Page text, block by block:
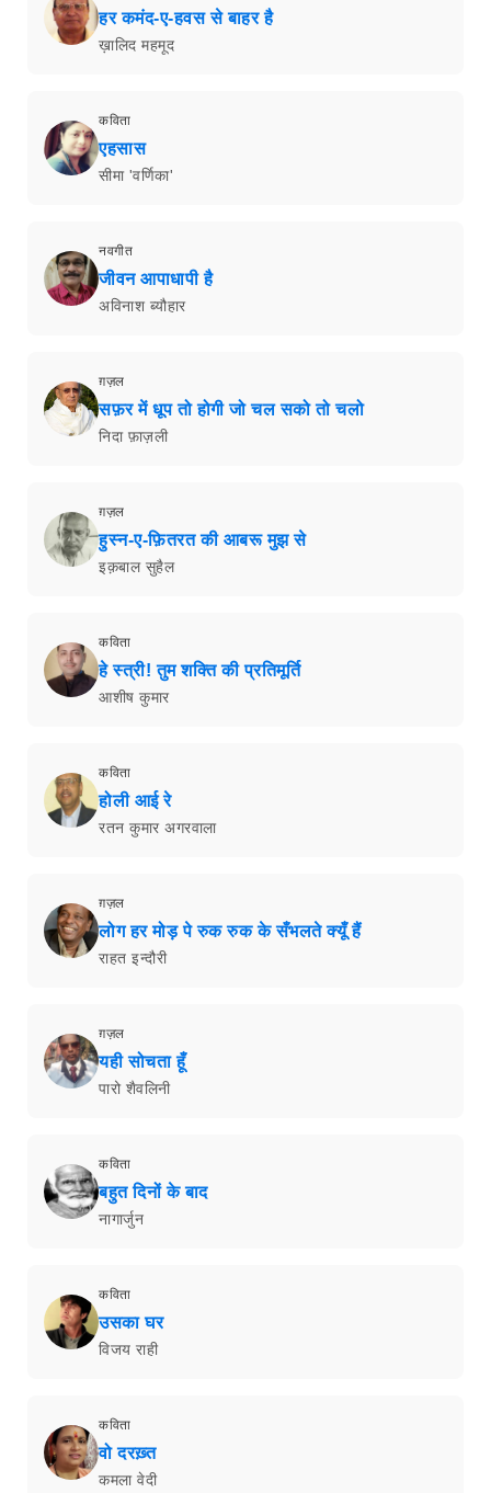
हर कमंद-ए-हवस से बाहर है
ख़ालिद महमूद
कविता
एहसास
सीमा 'वर्णिका'
नवगीत
जीवन आपाधापी है
अविनाश ब्यौहार
ग़ज़ल
सफ़र में धूप तो होगी जो चल सको तो चलो
निदा फ़ाज़ली
ग़ज़ल
हुस्न-ए-फ़ितरत की आबरू मुझ से
इक़बाल सुहैल
कविता
हे स्त्री! तुम शक्ति की प्रतिमूर्ति
आशीष कुमार
कविता
होली आई रे
रतन कुमार अगरवाला
ग़ज़ल
लोग हर मोड़ पे रुक रुक के सँभलते क्यूँ हैं
राहत इन्दौरी
ग़ज़ल
यही सोचता हूँ
पारो शैवलिनी
कविता
बहुत दिनों के बाद
नागार्जुन
कविता
उसका घर
विजय राही
कविता
वो दरख़्त
कमला वेदी